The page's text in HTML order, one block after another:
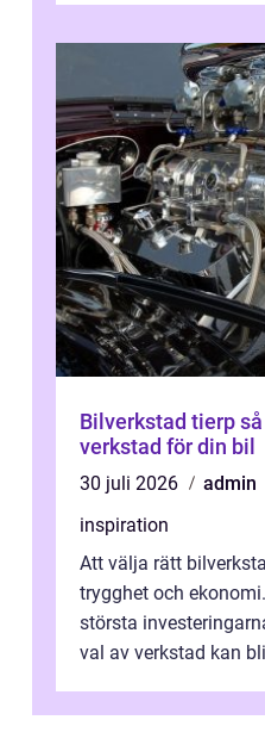
Bilverkstad tierp så väljer du rätt
verkstad för din bil
30 juli 2026
admin
inspiration
Att välja rätt
trygghet och
största
val av verkstad kan